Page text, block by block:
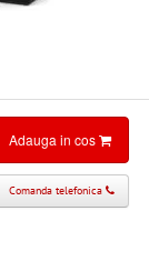
Adauga in cos
Comanda telefonica